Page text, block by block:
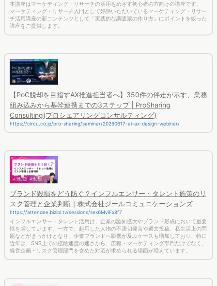
本講座はマーケティング・リサーチの活用をめざす初心者の方向けの講座です。
マーケティング・リサーチ入門として好評いただいているマーケティング・リサー
チ活用講座の新コンテンツとして「実践的な調査票の作り方」にポイントを絞った
講座をご提供します。
【PoC脱却を目指すAX推進担当者へ】350件の伴走が示す、業務
組み込みから基幹連携までの3ステップ | ProSharing
Consulting(プロシェアリングコンサルティング)
https://circu.co.jp/pro-sharing/seminar/20260617-ai-ax-design-webinar/
ブランド毀損をどう防ぐ？インフルエンサー・タレント施策のリ
スク管理と企業判断｜株式会社ジールコミュニケーションズ
https://attendee.bizibl.tv/sessions/sex6MviFx8f7
インフルエンサー・タレント活用は、企業の認知拡大やブランド形成において重要
性を増しています。一方で、起用した人物の不適切発言や過去投稿、私生活上の問
題などがきっかけとなり、企業ブランドへ影響が及ぶケースも増加しており、特に
近年は、SNS上での拡散速度の速さから、広報・マーケティング部門だけでなく、
経営企画・リスク管理部門を含めた対応が求められる場面が増えています。